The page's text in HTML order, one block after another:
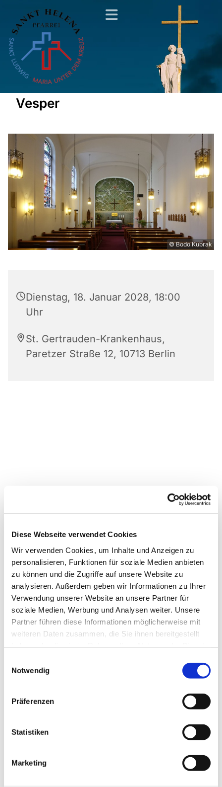
Diese Webseite verwendet Cookies
Wir verwenden Cookies, um Inhalte und Anzeigen zu
personalisieren, Funktionen für soziale Medien anbieten
zu können und die Zugriffe auf unsere Website zu
analysieren. Außerdem geben wir Informationen zu Ihrer
Verwendung unserer Website an unsere Partner für
soziale Medien, Werbung und Analysen weiter. Unsere
Partner führen diese Informationen möglicherweise mit
weiteren Daten zusammen, die Sie ihnen bereitgestellt
Notwendig
Präferenzen
Statistiken
Marketing
Vesper
© Bodo Kubrak
Dienstag, 18. Januar 2028, 18:00
Uhr
St. Gertrauden-Krankenhaus,
Paretzer Straße 12, 10713 Berlin
Dies könnte Sie auch
interessieren